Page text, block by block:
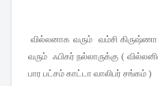
வில்லனாக வரும் வம்சி
வரும் ஃபிகர் நல்லாருக்கு (
பார பட்சம் காட்டா வாலிபர் சங்கம் )